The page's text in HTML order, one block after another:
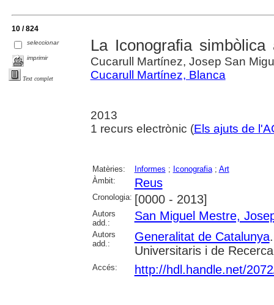
10 / 824
seleccionar
imprimir
Text complet
La Iconografia simbòlica
Cucarull Martínez, Josep San
Cucarull Martínez, Blanca
2013
1 recurs electrònic (Els ajuts de
Matèries: Informes ; Iconografia; Art
Àmbit:
Reus
Cronologia: [0000 - 2013]
Autors
add.:
San Miguel Mestre,
Autors
add.:
Generalitat de Catalunya
Universitaris i de Recerca
Accés: http://hdl.handle.net/